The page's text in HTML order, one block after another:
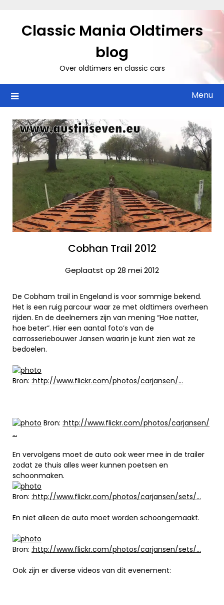
Classic Mania Oldtimers
blog
Over oldtimers en classic cars
Menu
Cobhan Trail 2012
Geplaatst op 28 mei 2012
De Cobham trail in Engeland is voor sommige bekend.
Het is een ruig parcour waar ze met oldtimers overheen
rijden. En de deelnemers zijn van mening “Hoe natter,
hoe beter”. Hier een aantal foto’s van de
carrosseriebouwer Jansen waarin je kunt zien wat ze
bedoelen.
Bron: :http://www.flickr.com/photos/carjansen/…
Bron: :http://www.flickr.com/photos/carjansen/
…
En vervolgens moet de auto ook weer mee in de trailer
zodat ze thuis alles weer kunnen poetsen en
schoonmaken.
Bron: :http://www.flickr.com/photos/carjansen/sets/…
En niet alleen de auto moet worden schoongemaakt.
Bron: :http://www.flickr.com/photos/carjansen/sets/…
Ook zijn er diverse videos van dit evenement: